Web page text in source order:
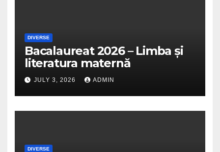
DIVERSE
Bacalaureat 2026 – Limba și
literatura maternă
JULY 3, 2026 ADMIN
DIVERSE